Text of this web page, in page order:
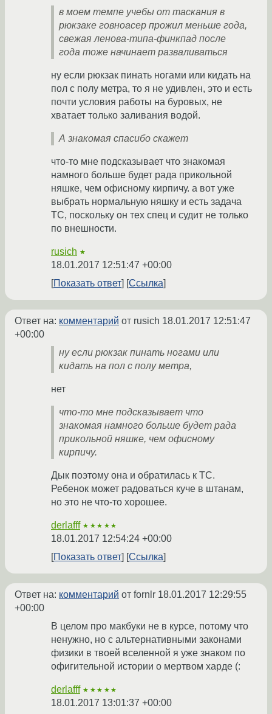
в моем темпе учебы от таскания в
рюкзаке говноасер прожил меньше года,
свежая ленова-типа-финкпад после
года тоже начинает разваливаться
ну если рюкзак пинать ногами или кидать на
пол с полу метра, то я не удивлен, это и есть
почти условия работы на буровых, не
хватает только заливания водой.
А знакомая спасибо скажет
что-то мне подсказывает что знакомая
намного больше будет рада прикольной
няшке, чем офисному кирпичу. а вот уже
выбрать нормальную няшку и есть задача
ТС, поскольку он тех спец и судит не только
по внешности.
rusich ★
18.01.2017 12:51:47 +00:00
Показать ответ
Ссылка
Ответ на: комментарий от rusich 18.01.2017 12:51:47
+00:00
ну если рюкзак пинать ногами или
кидать на пол с полу метра,
нет
что-то мне подсказывает что
знакомая намного больше будет рада
прикольной няшке, чем офисному
кирпичу.
Дык поэтому она и обратилась к ТС.
Ребенок может радоваться куче в штанам,
но это не что-то хорошее.
derlafff ★★★★★
18.01.2017 12:54:24 +00:00
Показать ответ
Ссылка
Ответ на: комментарий от fornlr 18.01.2017 12:29:55
+00:00
В целом про макбуки не в курсе, потому что
ненужно, но с альтернативными законами
физики в твоей вселенной я уже знаком по
офигительной истории о мертвом харде (:
derlafff ★★★★★
18.01.2017 13:01:37 +00:00